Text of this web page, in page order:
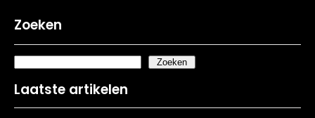
Zoeken
Zoeken
Laatste artikelen